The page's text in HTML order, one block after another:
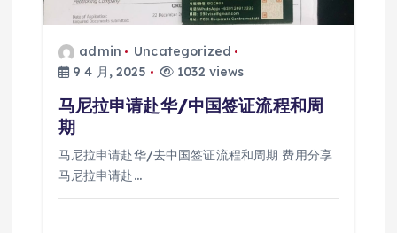
admin
Uncategorized
9 4 月, 2025
1032 views
马尼拉申请赴华/中国签证流程和周
期
马尼拉申请赴华/去中国签证流程和周期 费用分享
马尼拉申请赴…